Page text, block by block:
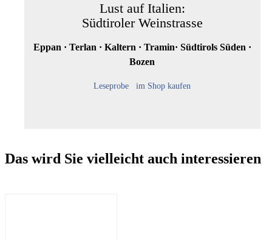
Lust auf Italien:
Südtiroler Weinstrasse
Eppan · Terlan · Kaltern · Tramin· Südtirols Süden ·
Bozen
Leseprobe im Shop kaufen
Das wird Sie vielleicht auch interessieren